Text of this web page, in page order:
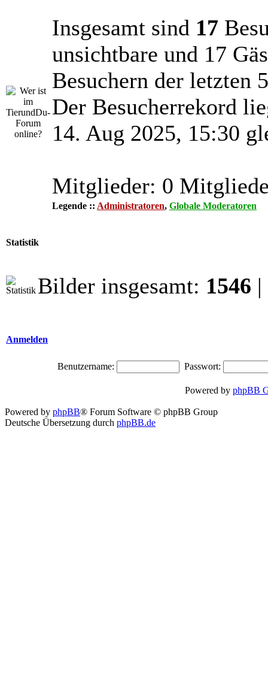
Insgesamt sind 17
unsichtbare und 17
Besuchern der letzten
Der Besucherrekord
14. Aug 2025, 15:30
Mitglieder: 0
Legende :: Administratoren, Globale Moderatoren
Statistik
Bilder insgesamt: 1546
Anmelden
Benutzername: Passwort:
Powered by phpBB
Powered by phpBB® Forum Software © phpBB Group
Deutsche Übersetzung durch phpBB.de